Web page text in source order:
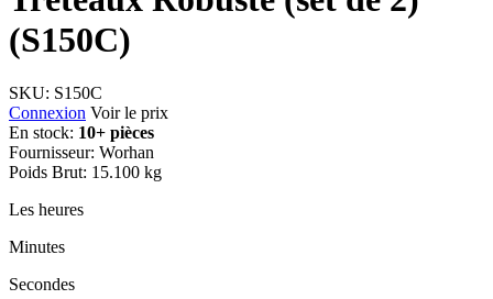
(S150C)
SKU: S150C
Connexion Voir le prix
En stock: 10+ pièces
Fournisseur: Worhan
Poids Brut: 15.100 kg
Les heures
Minutes
Secondes